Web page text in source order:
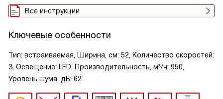
Все инструкции
Ключевые особенности
Тип: встраиваемая, Ширина, см: 52, Количество скоростей:
3, Освещение: LED, Производительность, м³/ч: 950,
Уровень шума, дБ: 62